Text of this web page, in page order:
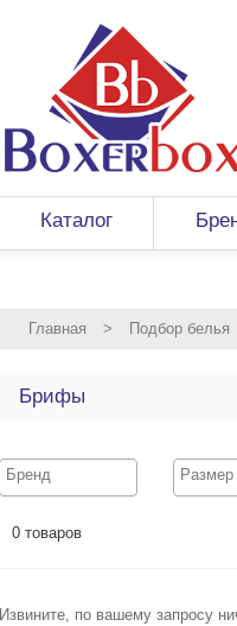
Каталог
Главная > Подбор белья
Брифы
0 товаров
Извините, по вашему запросу